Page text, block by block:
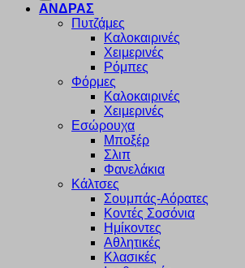
ΑΝΔΡΑΣ
Πυτζάμες
Καλοκαιρινές
Χειμερινές
Ρόμπες
Φόρμες
Καλοκαιρινές
Χειμερινές
Εσώρουχα
Μποξέρ
Σλιπ
Φανελάκια
Κάλτσες
Σουμπάς-Αόρατες
Κοντές Σοσόνια
Ημίκοντες
Αθλητικές
Κλασικές